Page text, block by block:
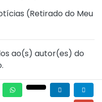
(Retirado do Meu
ao(s) autor(es) do